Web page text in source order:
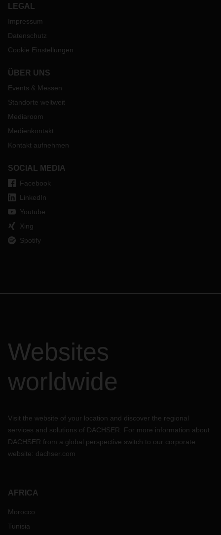
LEGAL
Impressum
Datenschutz
Cookie Einstellungen
ÜBER UNS
Events & Messen
Standorte weltweit
Mediaroom
Medienkontakt
Kontakt aufnehmen
SOCIAL MEDIA
Facebook
LinkedIn
Youtube
Xing
Spotify
Websites
worldwide
Visit the website of your location and discover the regional
services and solutions of DACHSER. For more information about
DACHSER from a global perspective switch to our corporate
website: dachser.com
AFRICA
Morocco
Tunisia